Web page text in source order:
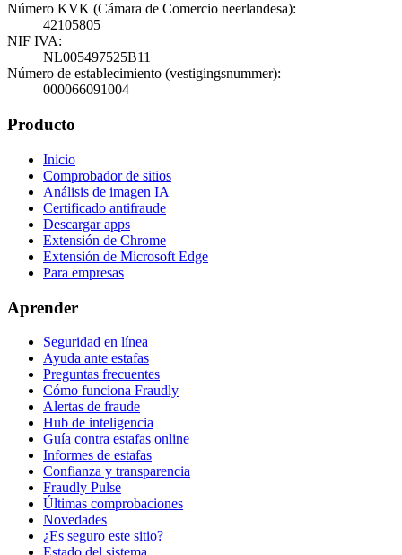
Número KVK (Cámara de Comercio neerlandesa):
42105805
NIF IVA:
NL005497525B11
Número de establecimiento (vestigingsnummer):
000066091004
Producto
Inicio
Comprobador de sitios
Análisis de imagen IA
Certificado antifraude
Descargar apps
Extensión de Chrome
Extensión de Microsoft Edge
Para empresas
Aprender
Seguridad en línea
Ayuda ante estafas
Preguntas frecuentes
Cómo funciona Fraudly
Alertas de fraude
Hub de inteligencia
Guía contra estafas online
Informes de estafas
Confianza y transparencia
Fraudly Pulse
Últimas comprobaciones
Novedades
¿Es seguro este sitio?